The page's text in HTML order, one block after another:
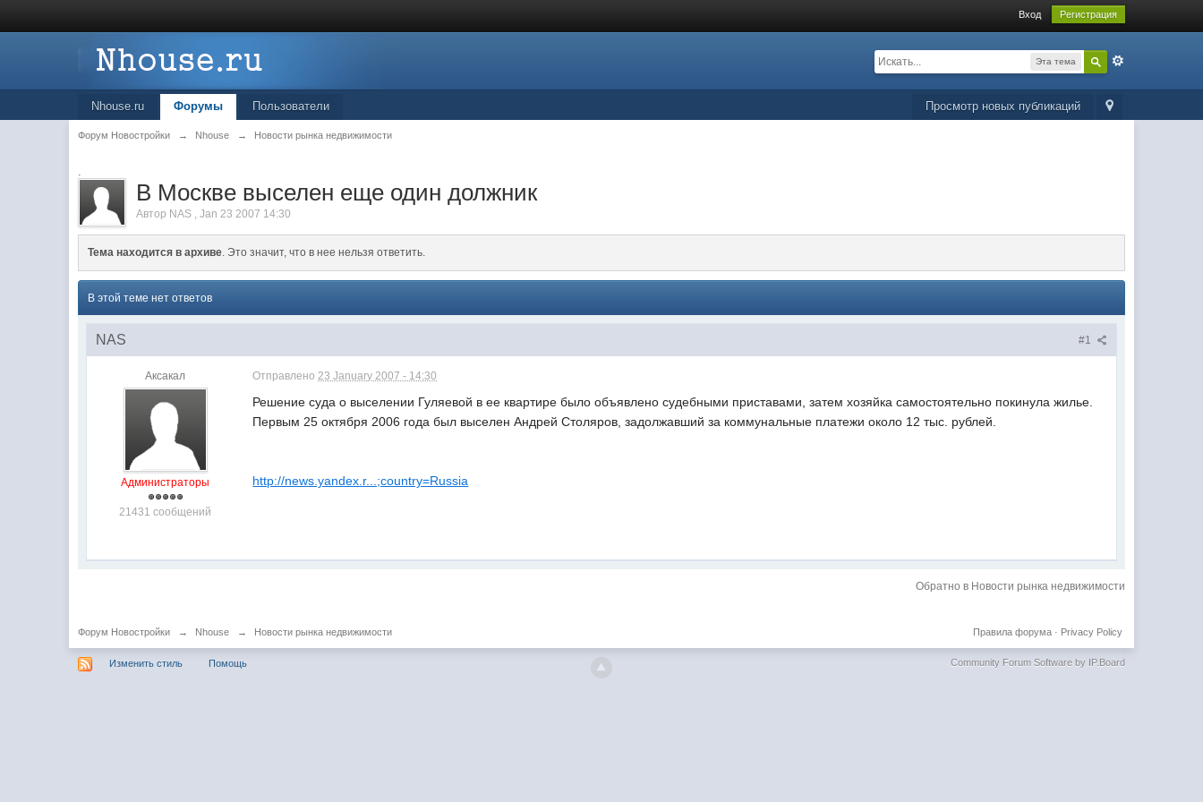
Вход Регистрация
Эта тема
Просмотр новых публикаций
Nhouse.ru Форумы Пользователи
Форум Новостройки → Nhouse → Новости рынка недвижимости
.
В Москве выселен еще один должник
Автор NAS ,Jan 23 2007 14:30
Тема находится в архиве. Это значит, что в нее нельзя ответить.
В этой теме нет ответов
#1
NAS
Аксакал
Администраторы
21431 сообщений
Отправлено23 January 2007 - 14:30
Решение суда о выселении Гуляевой в ее квартире было объявлено судебными приставами, затем хозяйка самостоятельно покинула жилье.
Первым 25 октября 2006 года был выселен Андрей Столяров, задолжавший за коммунальные платежи около 12 тыс. рублей.
http://news.yandex.r...;country=Russia
Обратно в Новости рынка недвижимости
Форум Новостройки → Nhouse → Новости рынка недвижимости Privacy Policy
Правила форума·
Изменить стиль Помощь Community Forum Software by IP.Board